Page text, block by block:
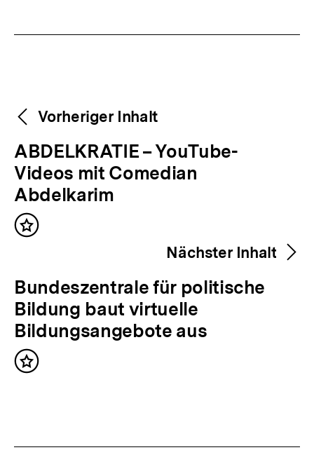
Weitere
Inhalte
Content-
Navigation
Vorheriger Inhalt
V
o
r
h
e
i
g
e
r
I
ABDELKRATIE – YouTube-
Videos mit Comedian
Abdelkarim
Inhalt
Nächster Inhalt
N
ä
c
h
s
Bundeszentrale für politische
Bildung baut virtuelle
Bildungsangebote aus
Inhalt